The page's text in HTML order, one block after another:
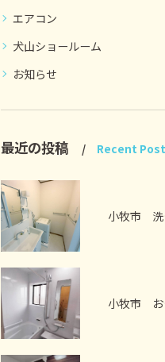
エアコン
犬山ショールーム
お知らせ
最近の投稿 Recent